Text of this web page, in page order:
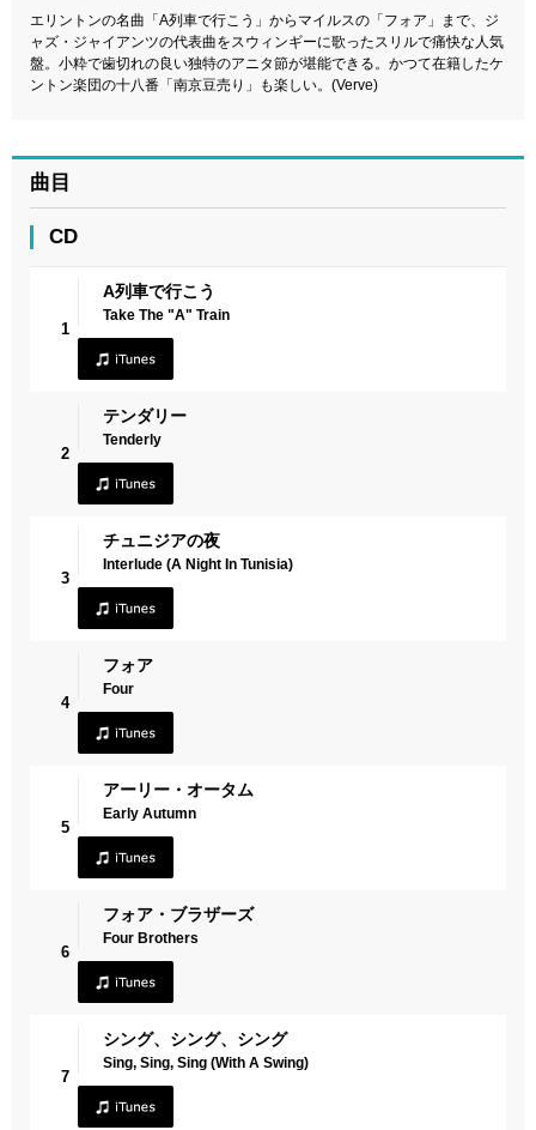
エリントンの名曲「A列車で行こう」からマイルスの「フォア」まで、ジ
ャズ・ジャイアンツの代表曲をスウィンギーに歌ったスリルで痛快な人気
盤。小粋で歯切れの良い独特のアニタ節が堪能できる。かつて在籍したケ
ントン楽団の十八番「南京豆売り」も楽しい。(Verve)
曲目
CD
1
A列車で行こう
Take The "A" Train
2
テンダリー
Tenderly
3
チュニジアの夜
Interlude (A Night In Tunisia)
4
フォア
Four
5
アーリー・オータム
Early Autumn
6
フォア・ブラザーズ
Four Brothers
7
シング、シング、シング
Sing, Sing, Sing (With A Swing)